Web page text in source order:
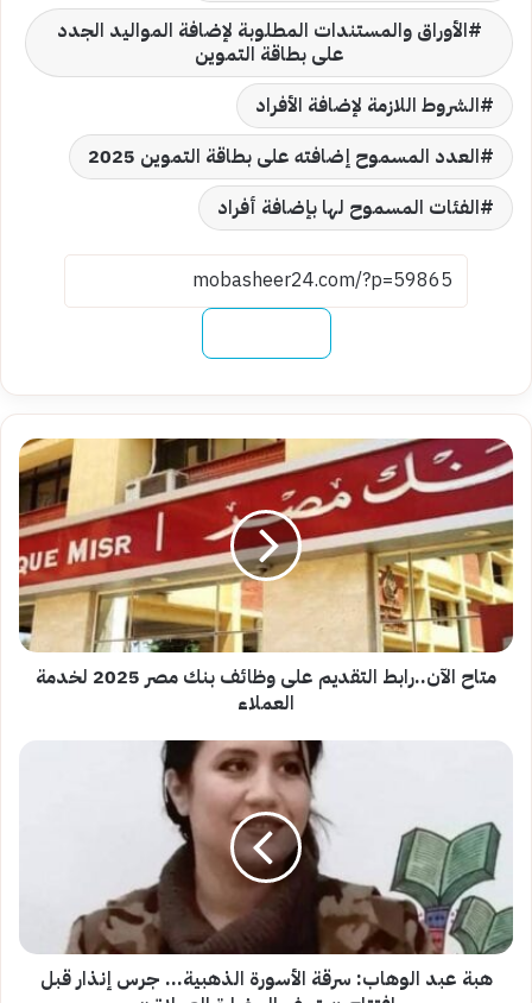
الأوراق والمستندات المطلوبة لإضافة المواليد الجدد
على بطاقة التموين
الشروط اللازمة لإضافة الأفراد
العدد المسموح إضافته على بطاقة التموين 2025
الفئات المسموح لها بإضافة أفراد
متاح
الآن..رابط
التقديم
على
وظائف
بنك
مصر
2025
لخدمة
العملاء
متاح الآن..رابط التقديم على وظائف بنك مصر 2025 لخدمة
العملاء
هبة
سرقة
الأسورة
الذهبية…
جرس
إنذار
قبل
افتتاح
هبة عبد الوهاب: سرقة الأسورة الذهبية… جرس إنذار قبل